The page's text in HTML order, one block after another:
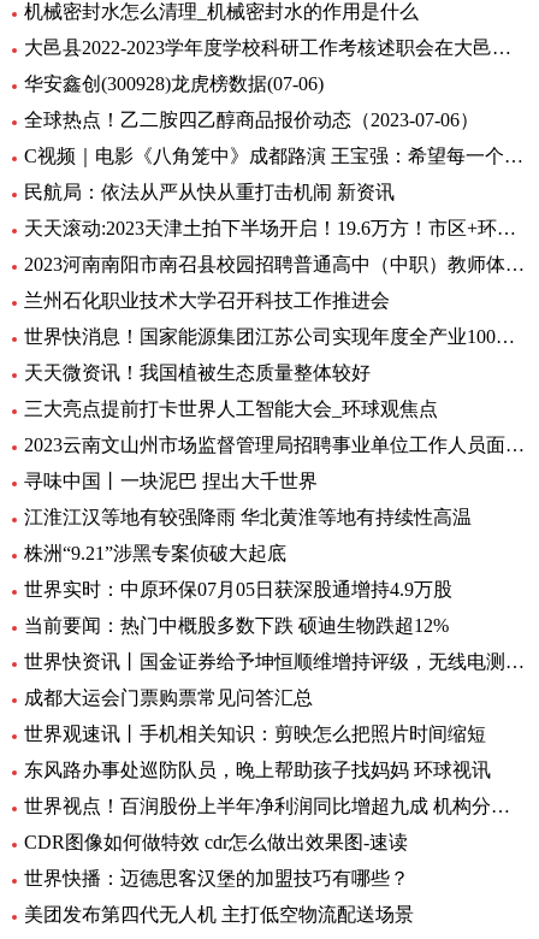
机械密封水怎么清理_机械密封水的作用是什么
大邑县2022-2023学年度学校科研工作考核述职会在大邑县北街小学举行
华安鑫创(300928)龙虎榜数据(07-06)
全球热点！乙二胺四乙醇商品报价动态（2023-07-06）
C视频｜电影《八角笼中》成都路演 王宝强：希望每一个人在艰难中，都把自己的力量激发出来
民航局：依法从严从快从重打击机闹 新资讯
天天滚动:2023天津土拍下半场开启！19.6万方！市区+环城四宗地块连挂
2023河南南阳市南召县校园招聘普通高中（中职）教师体检公告 全球消息
兰州石化职业技术大学召开科技工作推进会
世界快消息！国家能源集团江苏公司实现年度全产业100%绿电消费
天天微资讯！我国植被生态质量整体较好
三大亮点提前打卡世界人工智能大会_环球观焦点
2023云南文山州市场监督管理局招聘事业单位工作人员面试通告
寻味中国丨一块泥巴 捏出大千世界
江淮江汉等地有较强降雨 华北黄淮等地有持续性高温
株洲“9.21”涉黑专案侦破大起底
世界实时：中原环保07月05日获深股通增持4.9万股
当前要闻：热门中概股多数下跌 硕迪生物跌超12%
世界快资讯丨国金证券给予坤恒顺维增持评级，无线电测量仿真龙头，新品打开增长极
成都大运会门票购票常见问答汇总
世界观速讯丨手机相关知识：剪映怎么把照片时间缩短
东风路办事处巡防队员，晚上帮助孩子找妈妈 环球视讯
世界视点！百润股份上半年净利润同比增超九成 机构分析：强爽放量带动收入增长
CDR图像如何做特效 cdr怎么做出效果图-速读
世界快播：迈德思客汉堡的加盟技巧有哪些？
美团发布第四代无人机 主打低空物流配送场景